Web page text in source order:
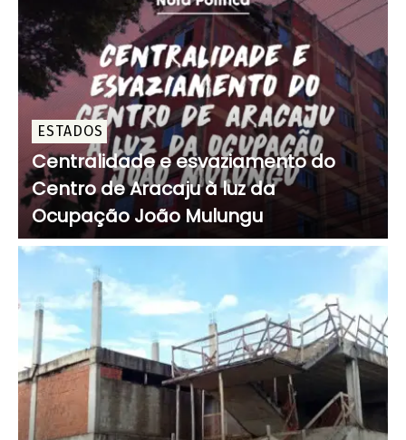
ESTADOS
Centralidade e esvaziamento do
Centro de Aracaju à luz da
Ocupação João Mulungu